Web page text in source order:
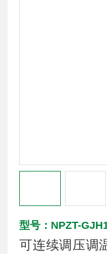
型号：NPZT-
可连续调压调